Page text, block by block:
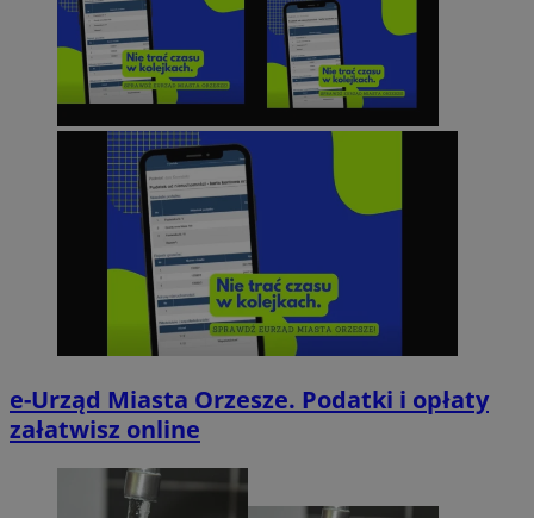
e-Urząd Miasta Orzesze. Podatki i opłaty
załatwisz online